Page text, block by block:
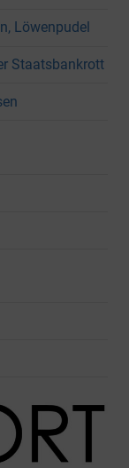
Löwenpudel
Staatsbankrott